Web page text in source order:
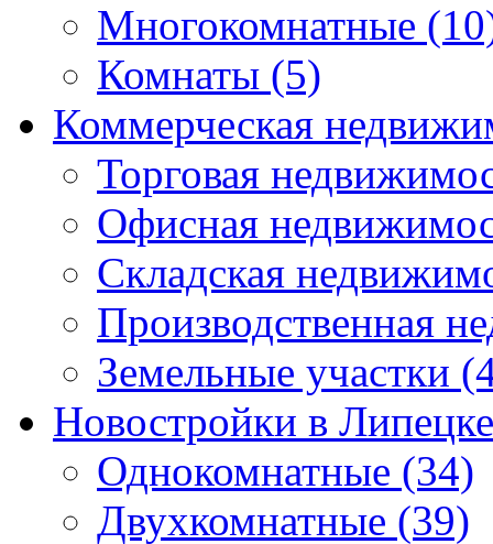
Многокомнатные
Комнаты (5)
Коммерческая
Торговая
Офисная
Складская
Производственная
Земельные участки
Новостройки в Липецке
Однокомнатные (34)
Двухкомнатные (39)